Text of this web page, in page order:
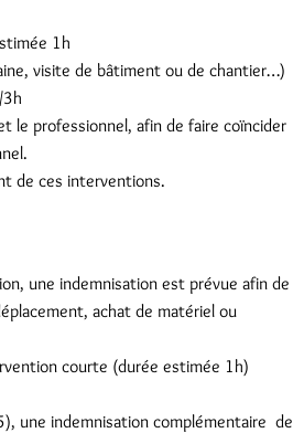
1h
visite de bâtiment ou de chantier…)
le professionnel, afin de faire coïncider
de ces interventions.
une indemnisation est prévue afin de
achat de matériel ou
courte (durée estimée 1h)
une indemnisation complémentaire de